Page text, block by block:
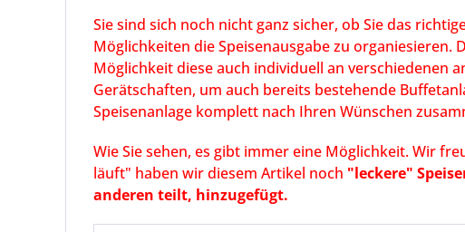
Sie sind sich noch nicht ganz sicher, ob Sie das
Möglichkeiten die Speisenausgabe zu
Möglichkeit diese auch individuell an verschiedenen
Gerätschaften, um auch bereits bestehende
Speisenanlage komplett nach Ihren Wünschen
Wie Sie sehen, es gibt immer eine Möglichkeit. Wir
läuft" haben wir diesem Artikel noch "leckere"
anderen teilt, hinzugefügt.